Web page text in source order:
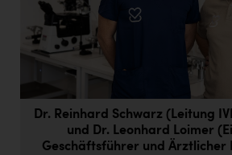
Doppler Gruppe
ERLUS AG
everfield
Firmenradl
Fristads Austria
Dr. Reinhard Schwarz (Leitung
und Dr. Leonhard Loimer
Geschäftsführer und Ärztlicher